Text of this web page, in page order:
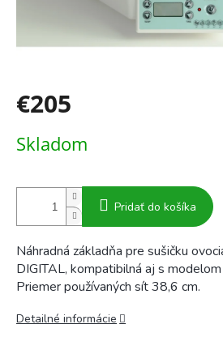
€205
cena:
Skladom
Pridať do košíka
Náhradná základňa pre sušičku
DIGITAL, kompatibilná aj s
Priemer používaných sít 38,6 cm.
Detailné informácie